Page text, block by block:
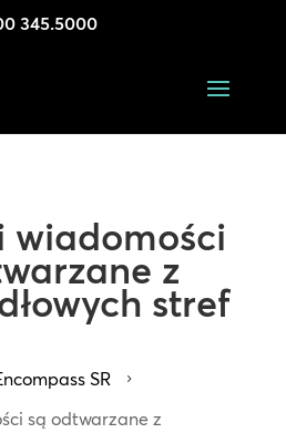
345.5000
wiadomości
z
stref
SR 5
są odtwarzane z